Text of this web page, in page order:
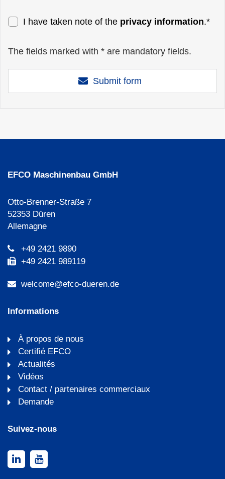
I have taken note of the privacy information.*
The fields marked with * are mandatory fields.
Submit form
EFCO Maschinenbau GmbH
Otto-Brenner-Straße 7
52353 Düren
Allemagne
+49 2421 9890
+49 2421 989119
welcome@efco-dueren.de
Informations
À propos de nous
Certifié EFCO
Actualités
Vidéos
Contact / partenaires commerciaux
Demande
Suivez-nous